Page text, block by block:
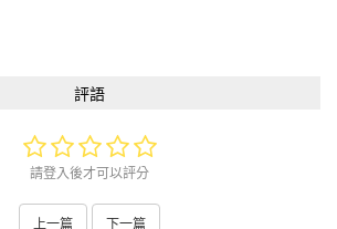
評語
請登入後才可以評分
上一篇 下一篇